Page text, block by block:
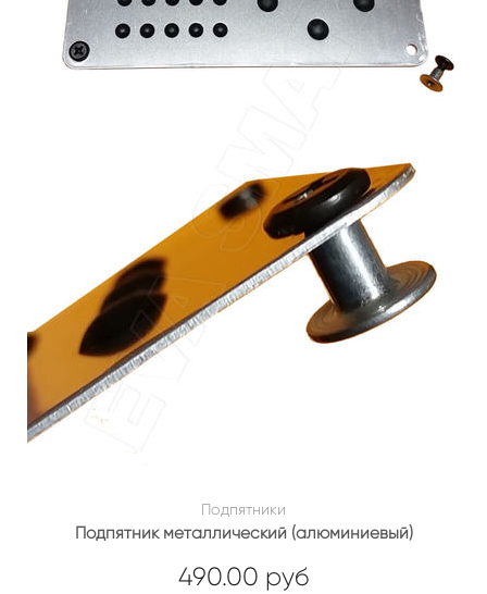
Подпятники
Подпятник металлический (алюминиевый)
490.00 руб